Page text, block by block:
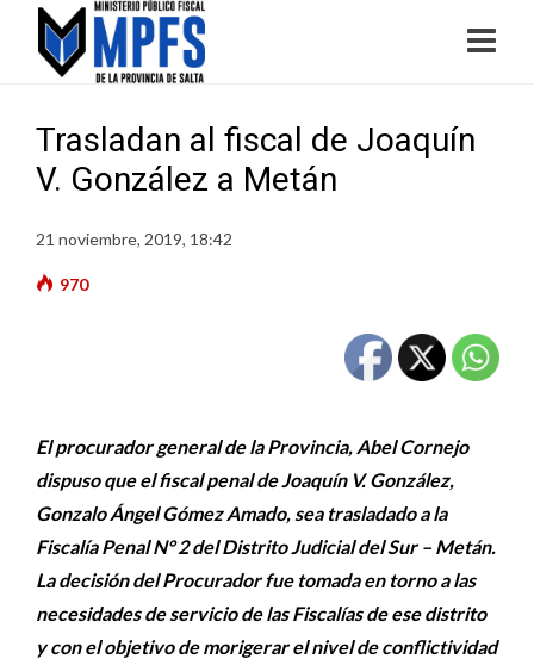
Trasladan al fiscal de Joaquín
V. González a Metán
21 noviembre, 2019, 18:42
970
El procurador general de la Provincia, Abel Cornejo
dispuso que el fiscal penal de Joaquín V. González,
Gonzalo Ángel Gómez Amado, sea trasladado a la
Fiscalía Penal N° 2 del Distrito Judicial del Sur – Metán.
La decisión del Procurador fue tomada en torno a las
necesidades de servicio de las Fiscalías de ese distrito
y con el objetivo de morigerar el nivel de conflictividad